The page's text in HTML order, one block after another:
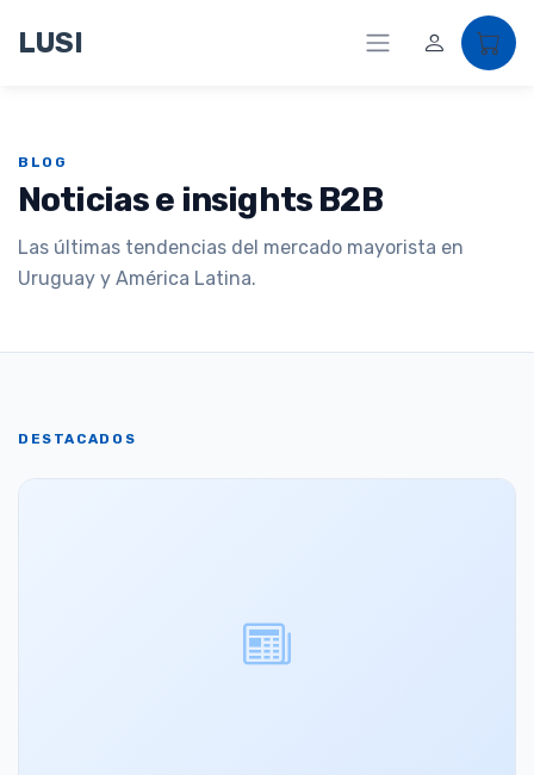
LUSI
BLOG
Noticias e insights B2B
Las últimas tendencias del mercado mayorista en
Uruguay y América Latina.
DESTACADOS